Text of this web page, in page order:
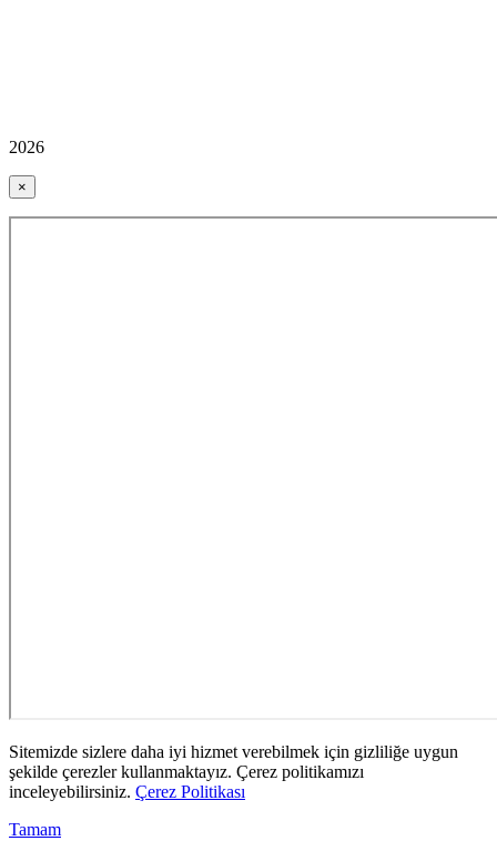
2026
×
Sitemizde sizlere daha iyi hizmet verebilmek için gizliliğe uygun
şekilde çerezler kullanmaktayız. Çerez politikamızı
inceleyebilirsiniz. Çerez Politikası
Tamam